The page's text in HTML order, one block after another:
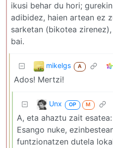
ikusi behar du hori;
adibidez, haien artean ez
sarketan (bikotea
bai.
mikelgs A
Ados! Mertzi!
Unx OP M
A, eta ahaztu zait
Esango nuke,
funtzionatzen dutela